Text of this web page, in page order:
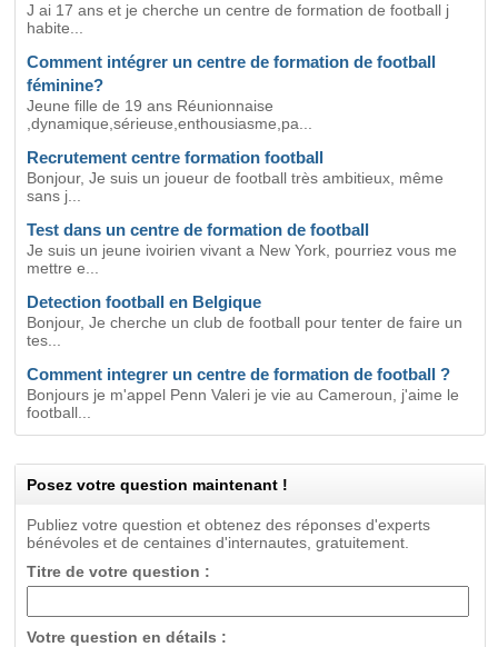
J ai 17 ans et je cherche un centre de formation de football j
habite...
Comment intégrer un centre de formation de football
féminine?
Jeune fille de 19 ans Réunionnaise
,dynamique,sérieuse,enthousiasme,pa...
Recrutement centre formation football
Bonjour, Je suis un joueur de football très ambitieux, même
sans j...
Test dans un centre de formation de football
Je suis un jeune ivoirien vivant a New York, pourriez vous me
mettre e...
Detection football en Belgique
Bonjour, Je cherche un club de football pour tenter de faire un
tes...
Comment integrer un centre de formation de football ?
Bonjours je m'appel Penn Valeri je vie au Cameroun, j'aime le
football...
Posez votre question maintenant !
Publiez votre question et obtenez des réponses d'experts
bénévoles et de centaines d'internautes, gratuitement.
Titre de votre question :
Votre question en détails :